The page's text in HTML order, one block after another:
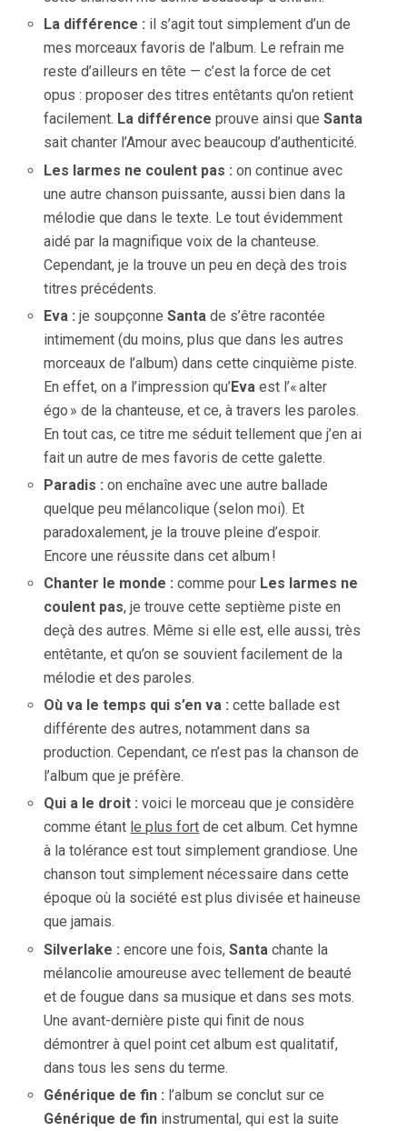
La différence : il s’agit tout simplement d’un de
mes morceaux favoris de l’album. Le refrain me
reste d’ailleurs en tête — c’est la force de cet
opus : proposer des titres entêtants qu’on retient
facilement. La différence prouve ainsi queSanta
sait chanter l’Amour avec beaucoup d’authenticité.
Les larmes ne coulent pas : on continue avec
une autre chanson puissante, aussi bien dans la
mélodie que dans le texte. Le tout évidemment
aidé par la magnifique voix de la chanteuse.
Cependant, je la trouve un peu en deçà des trois
titres précédents.
Eva : je soupçonneSanta de s’être racontée
intimement (du moins, plus que dans les autres
morceaux de l’album) dans cette cinquième piste.
En effet, on a l’impression qu’Eva est l’« alter
égo » de la chanteuse, et ce, à travers les paroles.
En tout cas, ce titre me séduit tellement que j’en ai
fait un autre de mes favoris de cette galette.
Paradis : on enchaîne avec une autre ballade
quelque peu mélancolique (selon moi). Et
paradoxalement, je la trouve pleine d’espoir.
Encore une réussite dans cet album !
Chanter le monde : comme pour Les larmes ne
coulent pas, je trouve cette septième piste en
deçà des autres. Même si elle est, elle aussi, très
entêtante, et qu’on se souvient facilement de la
mélodie et des paroles.
Où va le temps qui s’en va : cette ballade est
différente des autres, notamment dans sa
production. Cependant, ce n’est pas la chanson de
l’album que je préfère.
Qui a le droit : voici le morceau que je considère
comme étant le plus fort de cet album. Cet hymne
à la tolérance est tout simplement grandiose. Une
chanson tout simplement nécessaire dans cette
époque où la société est plus divisée et haineuse
que jamais.
Silverlake : encore une fois,Santa chante la
mélancolie amoureuse avec tellement de beauté
et de fougue dans sa musique et dans ses mots.
Une avant-dernière piste qui finit de nous
démontrer à quel point cet album est qualitatif,
dans tous les sens du terme.
Générique de fin : l’album se conclut sur ce
Générique de fin instrumental, qui est la suite